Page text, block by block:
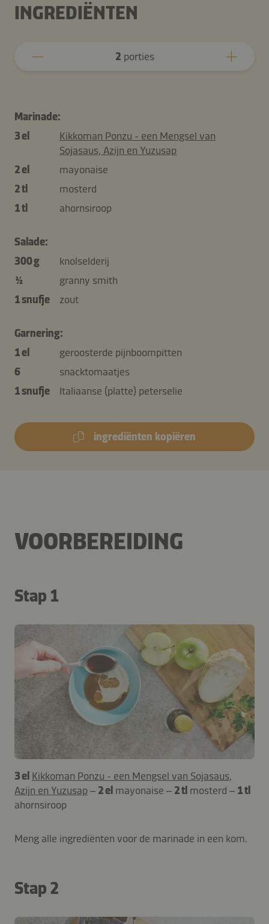
INGREDIËNTEN
2 porties
Marinade:
3 el
Kikkoman Ponzu - een Mengsel van
Sojasaus, Azijn en Yuzusap
2 el
mayonaise
2 tl
mosterd
1 tl
ahornsiroop
Salade:
300 g
knolselderij
½
granny smith
1 snufje
zout
Garnering:
1 el
geroosterde pijnboompitten
6
snacktomaatjes
1 snufje
Italiaanse (platte) peterselie
ingrediënten kopiëren
VOORBEREIDING
Stap 1
3 el Kikkoman Ponzu - een Mengsel van Sojasaus,
Azijn en Yuzusap– 2 el mayonaise – 2 tl mosterd – 1 tl
ahornsiroop
Meng alle ingrediënten voor de marinade in een kom.
Stap 2